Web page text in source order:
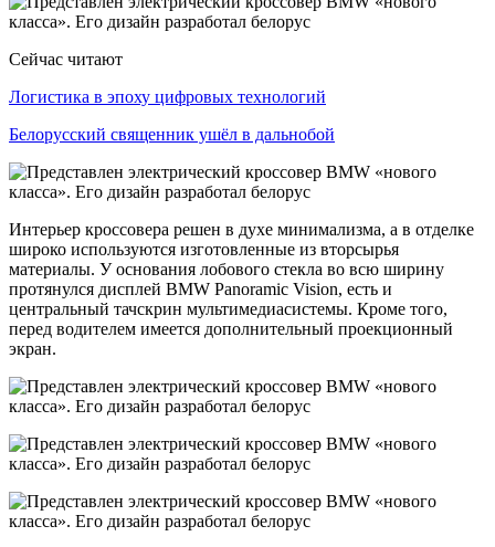
Сейчас читают
Логистика в эпоху цифровых технологий
Белорусский священник ушёл в дальнобой
Интерьер кроссовера решен в духе минимализма, а в отделке
широко используются изготовленные из вторсырья
материалы. У основания лобового стекла во всю ширину
протянулся дисплей BMW Panoramic Vision, есть и
центральный тачскрин мультимедиасистемы. Кроме того,
перед водителем имеется дополнительный проекционный
экран.